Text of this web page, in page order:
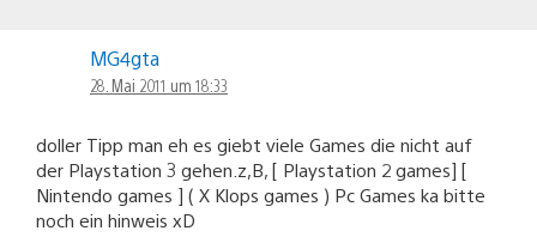
MG4gta
28. Mai 2011 um 18:33
doller Tipp man eh es giebt viele Games die nicht auf
der Playstation 3 gehen.z,B, [ Playstation 2 games] [
Nintendo games ] ( X Klops games ) Pc Games ka bitte
noch ein hinweis xD